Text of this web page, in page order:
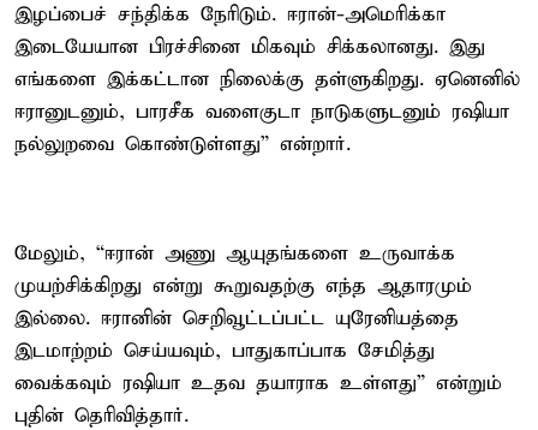
இழப்பைச் சந்திக்க நேரிடும். ஈரான்-அமெரிக்கா
இடையேயான பிரச்சினை மிகவும் சிக்கலானது. இது
எங்களை இக்கட்டான நிலைக்கு தள்ளுகிறது. ஏனெனில்
ஈரானுடனும், பாரசீக வளைகுடா நாடுகளுடனும் ரஷியா
நல்லுறவை கொண்டுள்ளது” என்றார்.
மேலும், “ஈரான் அணு ஆயுதங்களை உருவாக்க
முயற்சிக்கிறது என்று கூறுவதற்கு எந்த ஆதாரமும்
இல்லை. ஈரானின் செறிவூட்டப்பட்ட யுரேனியத்தை
இடமாற்றம் செய்யவும், பாதுகாப்பாக சேமித்து
வைக்கவும் ரஷியா உதவ தயாராக உள்ளது” என்றும்
புதின் தெரிவித்தார்.